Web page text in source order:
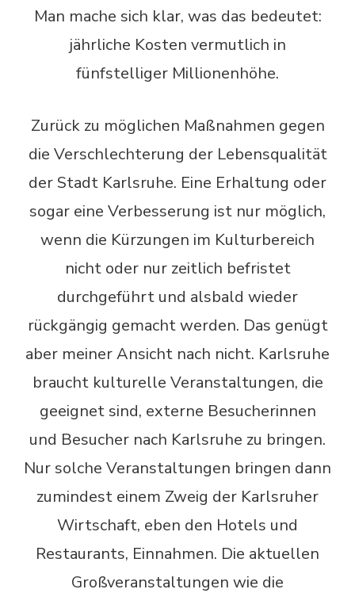
Man mache sich klar, was das bedeutet:
jährliche Kosten vermutlich in
fünfstelliger Millionenhöhe.
Zurück zu möglichen Maßnahmen gegen
die Verschlechterung der Lebensqualität
der Stadt Karlsruhe. Eine Erhaltung oder
sogar eine Verbesserung ist nur möglich,
wenn die Kürzungen im Kulturbereich
nicht oder nur zeitlich befristet
durchgeführt und alsbald wieder
rückgängig gemacht werden. Das genügt
aber meiner Ansicht nach nicht. Karlsruhe
braucht kulturelle Veranstaltungen, die
geeignet sind, externe Besucherinnen
und Besucher nach Karlsruhe zu bringen.
Nur solche Veranstaltungen bringen dann
zumindest einem Zweig der Karlsruher
Wirtschaft, eben den Hotels und
Restaurants, Einnahmen. Die aktuellen
Großveranstaltungen wie die